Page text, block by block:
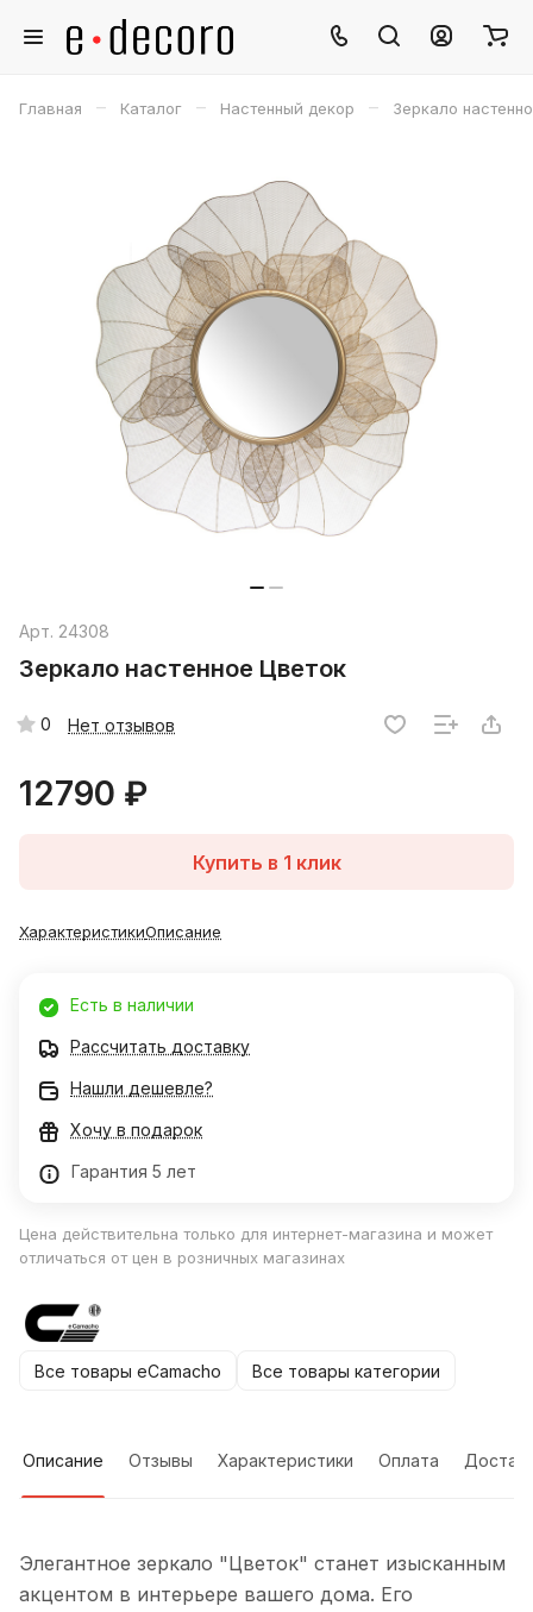
Главная – Каталог – Настенный декор – Зеркало
Арт. 24308
Зеркало настенное Цветок
0 Нет отзывов
12790 ₽
Купить в 1 клик
ХарактеристикиОписание
Есть в наличии
Рассчитать доставку
Нашли дешевле?
Хочу в подарок
Гарантия 5 лет
Цена действительна только для интернет-магазина и может
отличаться от цен в розничных магазинах
Все товары eCamacho Все товары категории
Описание Отзывы Характеристики Оплата
Элегантное зеркало "Цветок" станет изысканным
акцентом в интерьере вашего дома. Его